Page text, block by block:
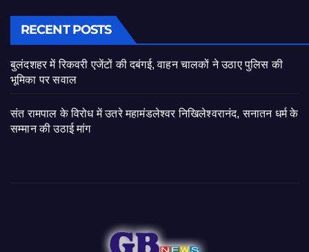
RECENT POSTS
बुलंदशहर में रिकवरी एजेंटों की दबंगई, वाहन चालकों ने उठाए पुलिस की
भूमिका पर सवाल
संत रामपाल के विरोध में उतरे महामंडलेश्वर निखिलेश्वरानंद, सनातन धर्म के
सम्मान की उठाई मांग